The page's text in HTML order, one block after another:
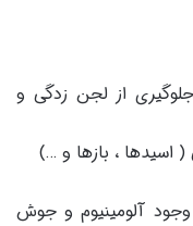
از لجن زدگی و
( اسیدها ، بازها و …)
آلومینیوم و جوش